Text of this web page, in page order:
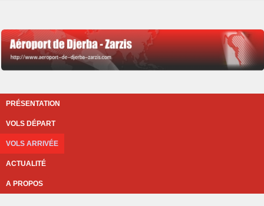
PRÉSENTATION
VOLS DÉPART
VOLS ARRIVÉE
ACTUALITÉ
A PROPOS